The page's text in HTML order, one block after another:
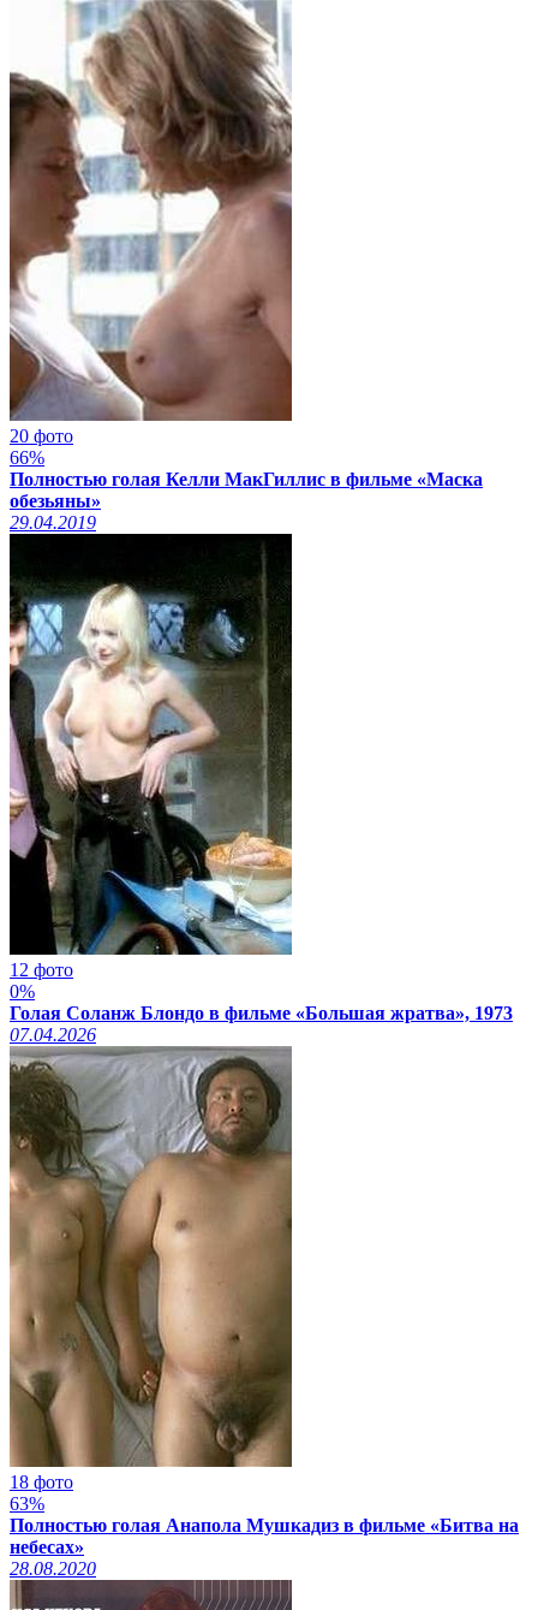
20 фото
66%
Полностью голая Келли МакГиллис в фильме «Маска
обезьяны»
29.04.2019
12 фото
0%
Голая Соланж Блондо в фильме «Большая жратва», 1973
07.04.2026
18 фото
63%
Полностью голая Анапола Мушкадиз в фильме «Битва на
небесах»
28.08.2020